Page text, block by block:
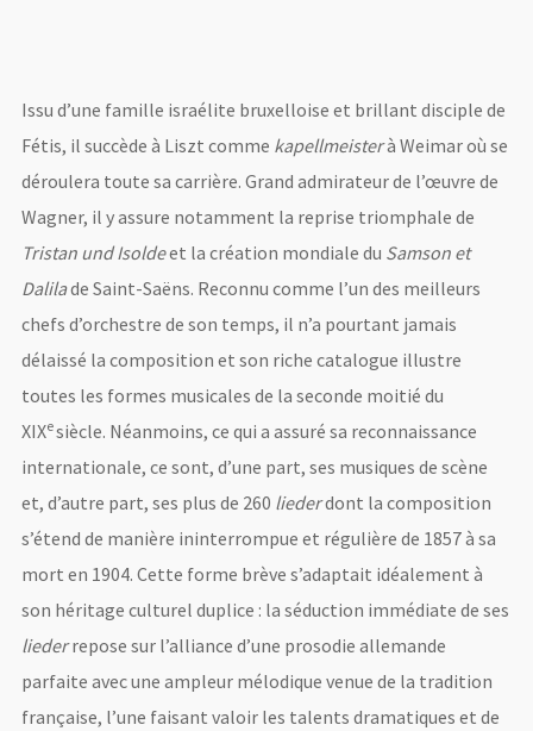
Issu d’une famille israélite bruxelloise et brillant disciple de
Fétis, il succède à Liszt comme kapellmeisterà Weimar où se
déroulera toute sa carrière. Grand admirateur de l’œuvre de
Wagner, il y assure notamment la reprise triomphale de
Tristan und Isoldeet la création mondiale du Samson et
Dalilade Saint-Saëns. Reconnu comme l’un des meilleurs
chefs d’orchestre de son temps, il n’a pourtant jamais
délaissé la composition et son riche catalogue illustre
toutes les formes musicales de la seconde moitié du
XIXesiècle. Néanmoins, ce qui a assuré sa reconnaissance
internationale, ce sont, d’une part, ses musiques de scène
et, d’autre part, ses plus de 260 liederdont la composition
s’étend de manière ininterrompue et régulière de 1857 à sa
mort en 1904. Cette forme brève s’adaptait idéalement à
son héritage culturel duplice : la séduction immédiate de ses
liederrepose sur l’alliance d’une prosodie allemande
parfaite avec une ampleur mélodique venue de la tradition
française, l’une faisant valoir les talents dramatiques et de